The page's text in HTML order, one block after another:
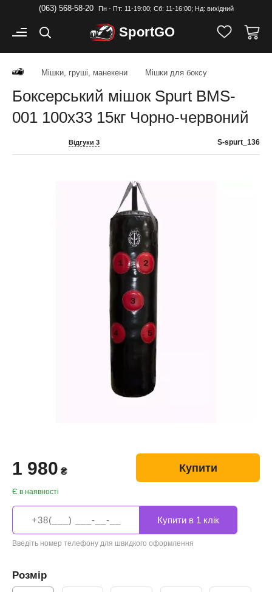
(063) 568-58-20 Пн - Пт: 11-19:00; Cб: 11-16:00; Нд: вихідний
SportGO
Мішки, груші, манекени Мішки для боксу
Боксерський мішок Spurt BMS-
001 100х33 15кг Чорно-червоний
Відгуки 3 S-spurt_136
1 980 ₴
Є в наявності
Купити
Введіть номер телефону для швидкого оформлення
Розмір